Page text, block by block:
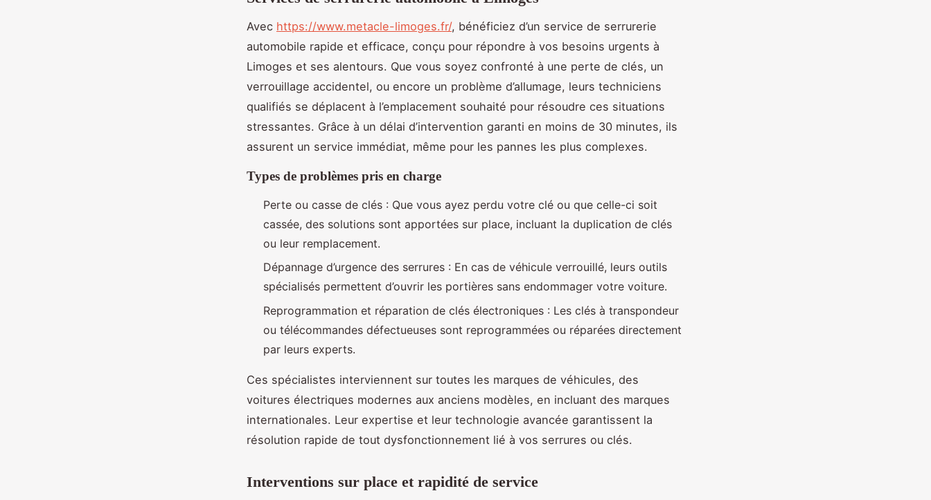
Avec https://www.metacle-limoges.fr/, bénéficiez d’un service de serrurerie
automobile rapide et efficace, conçu pour répondre à vos besoins urgents à
Limoges et ses alentours. Que vous soyez confronté à une perte de clés, un
verrouillage accidentel, ou encore un problème d’allumage, leurs techniciens
qualifiés se déplacent à l’emplacement souhaité pour résoudre ces situations
stressantes. Grâce à un délai d’intervention garanti en moins de 30 minutes, ils
assurent un service immédiat, même pour les pannes les plus complexes.
Types de problèmes pris en charge
Perte ou casse de clés : Que vous ayez perdu votre clé ou que celle-ci soit
cassée, des solutions sont apportées sur place, incluant la duplication de clés
ou leur remplacement.
Dépannage d’urgence des serrures : En cas de véhicule verrouillé, leurs outils
spécialisés permettent d’ouvrir les portières sans endommager votre voiture.
Reprogrammation et réparation de clés électroniques : Les clés à transpondeur
ou télécommandes défectueuses sont reprogrammées ou réparées directement
par leurs experts.
Ces spécialistes interviennent sur toutes les marques de véhicules, des
voitures électriques modernes aux anciens modèles, en incluant des marques
internationales. Leur expertise et leur technologie avancée garantissent la
résolution rapide de tout dysfonctionnement lié à vos serrures ou clés.
Interventions sur place et rapidité de service